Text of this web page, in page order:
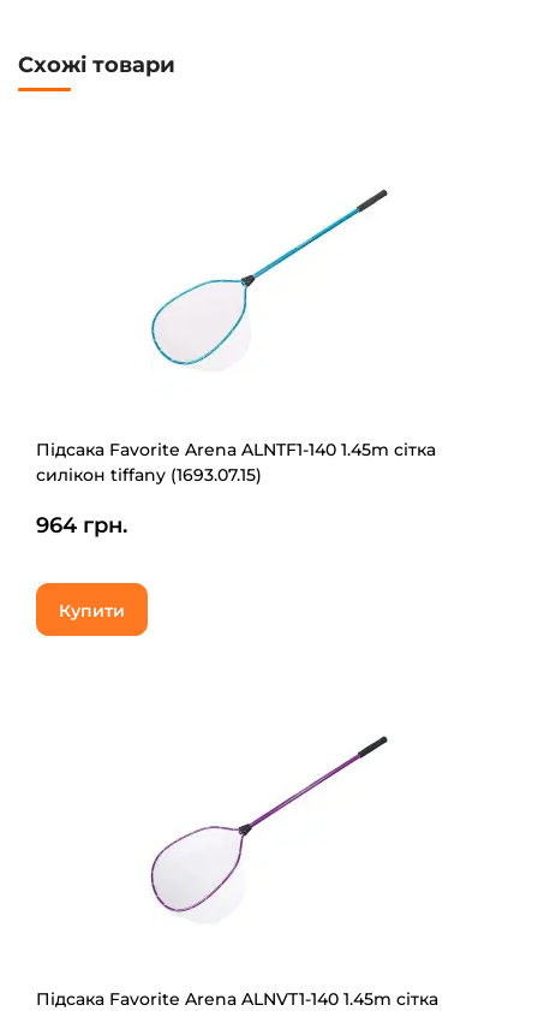
Схожі товари
Підсака Favorite Arena ALNTF1-140 1.45m сітка
силікон tiffany (1693.07.15)
964 грн.
Купити
Підсака Favorite Arena ALNVT1-140 1.45m сітка